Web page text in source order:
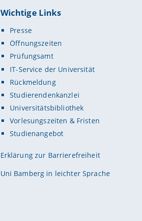
Wichtige Links
Presse
Öffnungszeiten
Prüfungsamt
IT-Service der Universität
Rückmeldung
Studierendenkanzlei
Universitätsbibliothek
Vorlesungszeiten & Fristen
Studienangebot
Erklärung zur Barrierefreiheit
Uni Bamberg in leichter Sprache